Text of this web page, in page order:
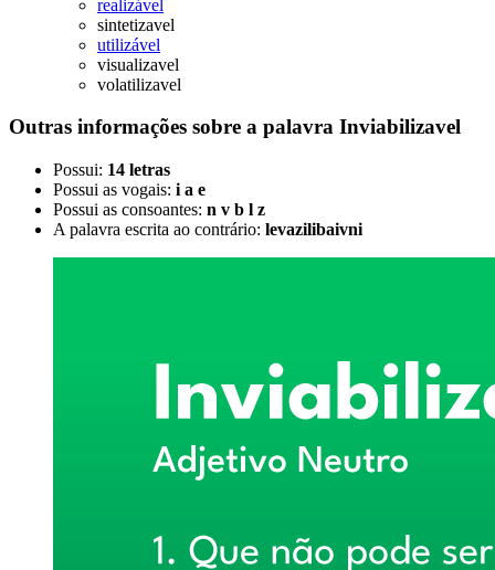
realizável
sintetizavel
utilizável
visualizavel
volatilizavel
Outras informações sobre a palavra Inviabilizavel
Possui: 14 letras
Possui as vogais: i a e
Possui as consoantes: n v b l z
A palavra escrita ao contrário: levazilibaivni